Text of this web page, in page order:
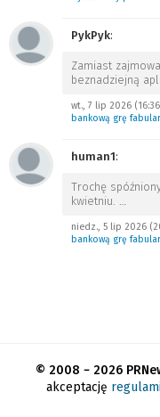
PykPyk:
Zamiast
beznadziejną
wt., 7 lip 2026
bankową grę
human1:
Trochę
kwietniu. …
niedz., 5 lip 2026
bankową grę
© 2008 − 2026
akceptację